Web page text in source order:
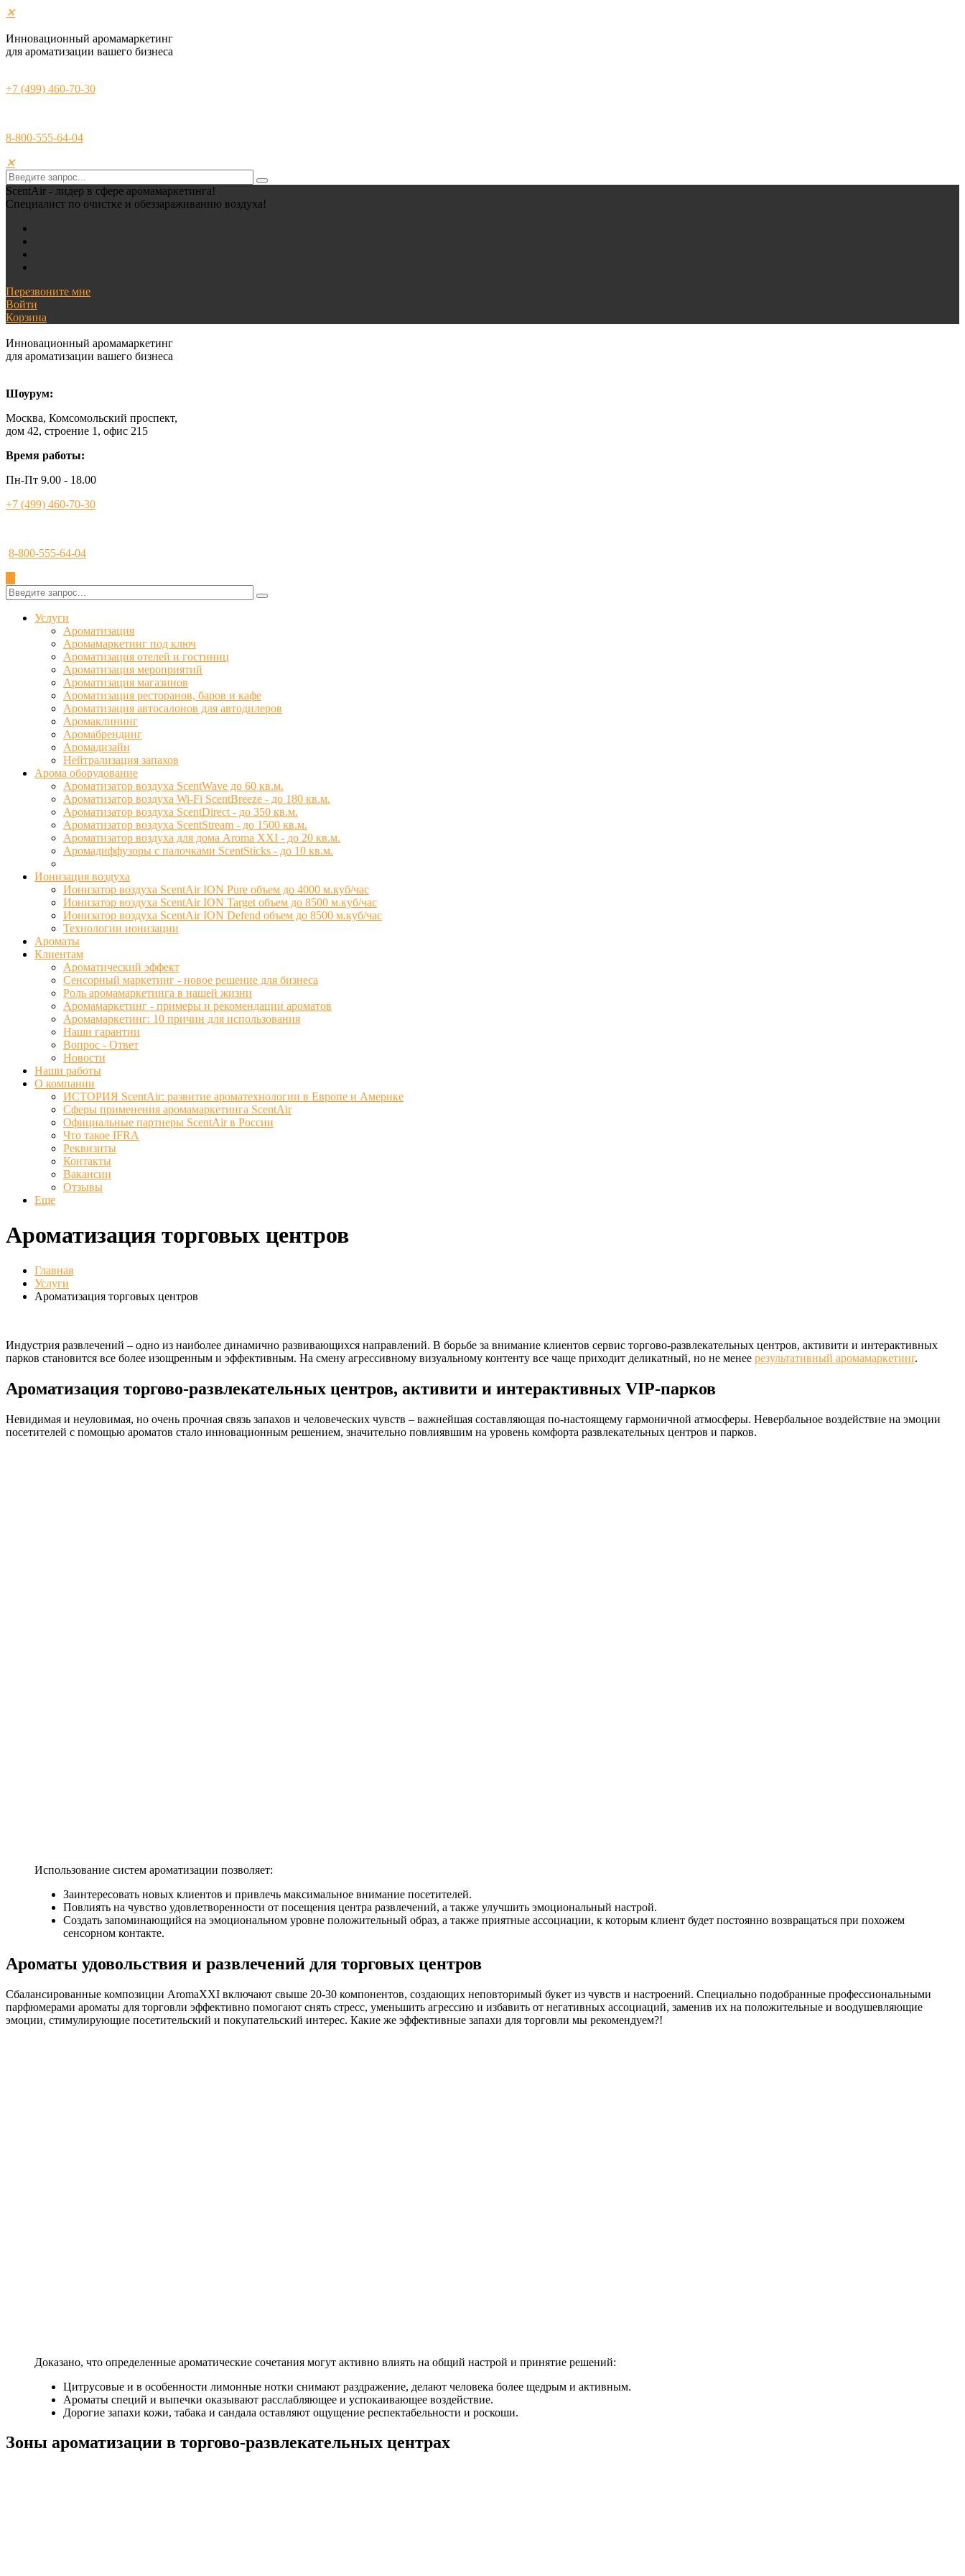
✕
Инновационный аромамаркетинг
для ароматизации вашего бизнеса
+7 (499) 460-70-30
8-800-555-64-04
✕
ScentAir - лидер в сфере аромамаркетинга!
Специалист по очистке и обеззараживанию воздуха!
Перезвоните мне
Войти
Корзина
Инновационный аромамаркетинг
для ароматизации вашего бизнеса
Шоурум:
Москва, Комсомольский проспект,
дом 42, строение 1, офис 215
Время работы:
Пн-Пт 9.00 - 18.00
+7 (499) 460-70-30
8-800-555-64-04
Услуги
Ароматизация
Аромамаркетинг под ключ
Ароматизация отелей и гостиниц
Ароматизация мероприятий
Ароматизация магазинов
Ароматизация ресторанов, баров и кафе
Ароматизация автосалонов для автодилеров
Аромаклининг
Аромабрендинг
Аромадизайн
Нейтрализация запахов
Арома оборудование
Ароматизатор воздуха ScentWave до 60 кв.м.
Ароматизатор воздуха Wi-Fi ScentBreeze - до 180 кв.м.
Ароматизатор воздуха ScentDirect - до 350 кв.м.
Ароматизатор воздуха ScentStream - до 1500 кв.м.
Ароматизатор воздуха для дома Aroma XXI - до 20 кв.м.
Аромадиффузоры с палочками ScentSticks - до 10 кв.м.
Ионизация воздуха
Ионизатор воздуха ScentAir ION Pure объем до 4000 м.куб/час
Ионизатор воздуха ScentAir ION Target объем до 8500 м.куб/час
Ионизатор воздуха ScentAir ION Defend объем до 8500 м.куб/час
Технологии ионизации
Ароматы
Клиентам
Ароматический эффект
Сенсорный маркетинг - новое решение для бизнеса
Роль аромамаркетинга в нашей жизни
Аромамаркетинг - примеры и рекомендации ароматов
Аромамаркетинг: 10 причин для использования
Наши гарантии
Вопрос - Ответ
Новости
Наши работы
О компании
ИСТОРИЯ ScentAir: развитие ароматехнологии в Европе и Америке
Сферы применения аромамаркетинга ScentAir
Официальные партнеры ScentAir в России
Что такое IFRA
Реквизиты
Контакты
Вакансии
Отзывы
Еще
Ароматизация торговых центров
Главная
Услуги
Ароматизация торговых центров
Индустрия развлечений – одно из наиболее динамично развивающихся направлений. В борьбе за внимание клиентов сервис торгово-развлекательных центров, активити и интерактивных
парков становится все более изощренным и эффективным. На смену агрессивному визуальному контенту все чаще приходит деликатный, но не менее результативный аромамаркетинг.
Ароматизация торгово-развлекательных центров, активити и интерактивных VIP-парков
Невидимая и неуловимая, но очень прочная связь запахов и человеческих чувств – важнейшая составляющая по-настоящему гармоничной атмосферы. Невербальное воздействие на эмоции
посетителей с помощью ароматов стало инновационным решением, значительно повлиявшим на уровень комфорта развлекательных центров и парков.
Использование систем ароматизации позволяет:
Заинтересовать новых клиентов и привлечь максимальное внимание посетителей.
Повлиять на чувство удовлетворенности от посещения центра развлечений, а также улучшить эмоциональный настрой.
Создать запоминающийся на эмоциональном уровне положительный образ, а также приятные ассоциации, к которым клиент будет постоянно возвращаться при похожем
сенсорном контакте.
Ароматы удовольствия и развлечений для торговых центров
Сбалансированные композиции AromaXXI включают свыше 20-30 компонентов, создающих неповторимый букет из чувств и настроений. Специально подобранные профессиональными
парфюмерами ароматы для торговли эффективно помогают снять стресс, уменьшить агрессию и избавить от негативных ассоциаций, заменив их на положительные и воодушевляющие
эмоции, стимулирующие посетительский и покупательский интерес. Какие же эффективные запахи для торговли мы рекомендуем?!
Доказано, что определенные ароматические сочетания могут активно влиять на общий настрой и принятие решений:
Цитрусовые и в особенности лимонные нотки снимают раздражение, делают человека более щедрым и активным.
Ароматы специй и выпечки оказывают расслабляющее и успокаивающее воздействие.
Дорогие запахи кожи, табака и сандала оставляют ощущение респектабельности и роскоши.
Зоны ароматизации в торгово-развлекательных центрах